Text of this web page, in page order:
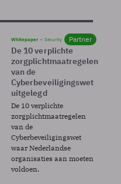
Whitepaper Security Partner
De 10 verplichte
zorgplichtmaatregelen
van de
Cyberbeveiligingswet
uitgelegd
De 10 verplichte
zorgplichtmaatregelen
van de
Cyberbeveiligingswet
waar Nederlandse
organisaties aan moeten
voldoen.